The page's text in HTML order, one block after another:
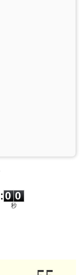
:0 0
秒